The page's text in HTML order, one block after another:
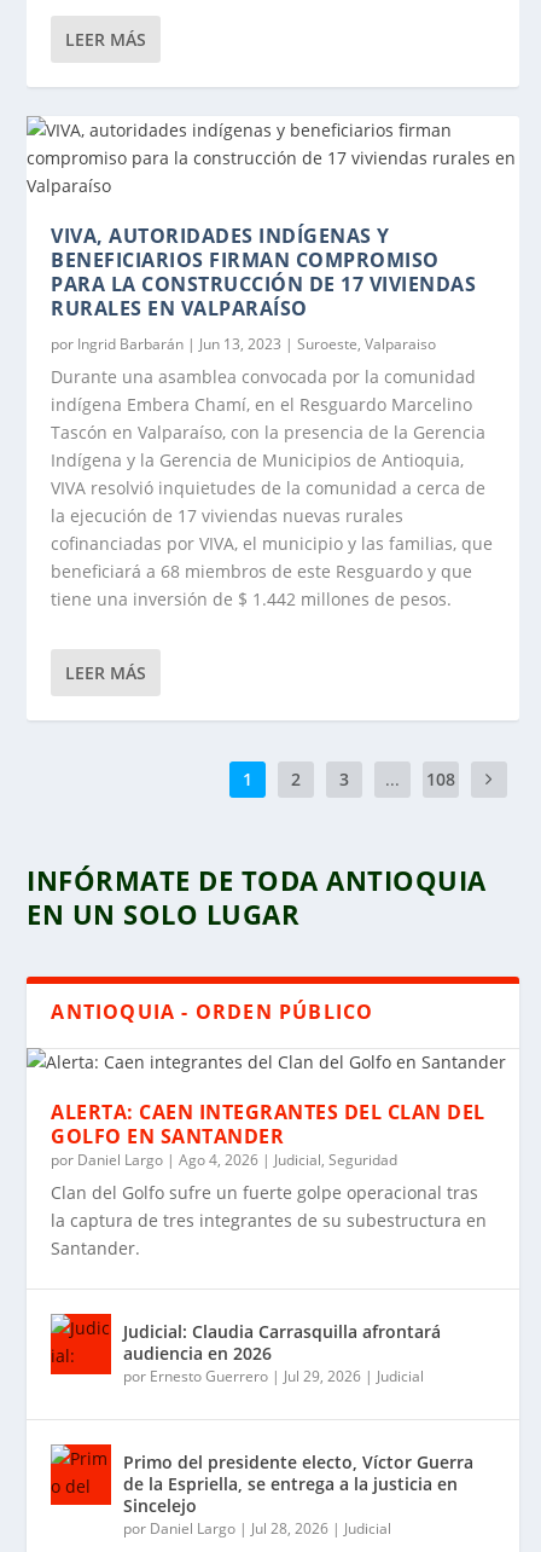
LEER MÁS
VIVA, AUTORIDADES INDÍGENAS Y
BENEFICIARIOS FIRMAN COMPROMISO
PARA LA CONSTRUCCIÓN DE 17 VIVIENDAS
RURALES EN VALPARAÍSO
por Ingrid Barbarán | Jun 13, 2023 |Suroeste,Valparaiso
Durante una asamblea convocada por la comunidad
indígena Embera Chamí, en el Resguardo Marcelino
Tascón en Valparaíso, con la presencia de la Gerencia
Indígena y la Gerencia de Municipios de Antioquia,
VIVA resolvió inquietudes de la comunidad a cerca de
la ejecución de 17 viviendas nuevas rurales
cofinanciadas por VIVA, el municipio y las familias, que
beneficiará a 68 miembros de este Resguardo y que
tiene una inversión de $ 1.442 millones de pesos.
LEER MÁS
1 2 3 ... 108
INFÓRMATE DE TODA ANTIOQUIA
EN UN SOLO LUGAR
ANTIOQUIA - ORDEN PÚBLICO
ALERTA: CAEN INTEGRANTES DEL CLAN DEL
GOLFO EN SANTANDER
por Daniel Largo |Ago 4, 2026 | Judicial,Seguridad
Clan del Golfo sufre un fuerte golpe operacional tras
la captura de tres integrantes de su subestructura en
Santander.
Judicial: Claudia Carrasquilla afrontará
audiencia en 2026
por Ernesto Guerrero | Jul 29, 2026 | Judicial
Primo del presidente electo, Víctor Guerra
de la Espriella, se entrega a la justicia en
Sincelejo
por Daniel Largo | Jul 28, 2026 | Judicial